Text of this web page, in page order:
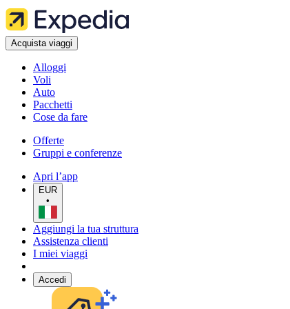
Acquista viaggi
Alloggi
Voli
Auto
Pacchetti
Cose da fare
Offerte
Gruppi e conferenze
Apri l’app
EUR
•
Aggiungi la tua struttura
Assistenza clienti
I miei viaggi
Accedi